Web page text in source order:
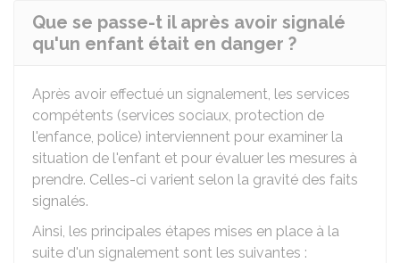
Que se passe-t il après avoir signalé
qu'un enfant était en danger ?
Après avoir effectué un signalement, les services
compétents (services sociaux, protection de
l'enfance, police) interviennent pour examiner la
situation de l'enfant et pour évaluer les mesures à
prendre. Celles-ci varient selon la gravité des faits
signalés.
Ainsi, les principales étapes mises en place à la
suite d'un signalement sont les suivantes :